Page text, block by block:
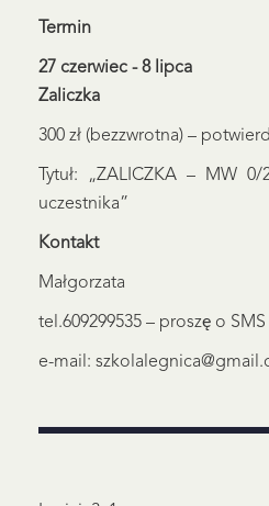
Termin
27 czerwiec - 8 lipca
Zaliczka
300 zł (bezzwrotna) –
Tytuł: „ZALICZKA – MW
uczestnika”
Kontakt
Małgorzata
tel.609299535 – proszę o SMS
e-mail: